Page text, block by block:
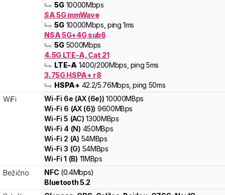
5G 10000Mbps
SA 5G mmWave
5G 10000Mbps , ping 1ms
NSA 5G+4G sub6
5G 5000Mbps
4.5G LTE-A, Cat 21
LTE-A 1400/200Mbps , ping 5ms
3.75G HSPA+ r8
HSPA+ 42.2/5.76Mbps , ping 50ms
WiFi
Wi-Fi 6e (AX (6e)) 10000MBps
Wi-Fi 6 (AX (6)) 9600MBps
Wi-Fi5 (AC) 1300MBps
Wi-Fi 4 (N) 450MBps
Wi-Fi 2 (A) 54MBps
Wi-Fi3 (G) 54MBps
Wi-Fi1 (B) 11MBps
Bežično
NFC (0.4Mbps)
Bluetooth 5.2